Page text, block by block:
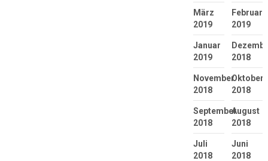
März
2019
Februar
2019
Januar
2019
2018
November
2018
Oktober
2018
September
2018
August
2018
Juli
2018
Juni
2018